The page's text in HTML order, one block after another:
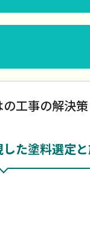
工事の解決策
た塗料選定